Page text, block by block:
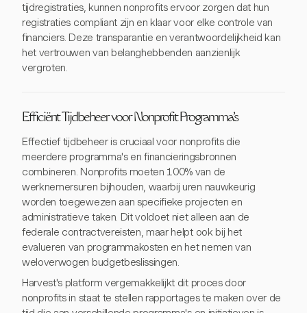
tijdregistraties, kunnen nonprofits ervoor zorgen dat hun
registraties compliant zijn en klaar voor elke controle van
financiers. Deze transparantie en verantwoordelijkheid kan
het vertrouwen van belanghebbenden aanzienlijk
vergroten.
Efficiënt Tijdbeheer voor Nonprofit Programma's
Effectief tijdbeheer is cruciaal voor nonprofits die
meerdere programma's en financieringsbronnen
combineren. Nonprofits moeten 100% van de
werknemersuren bijhouden, waarbij uren nauwkeurig
worden toegewezen aan specifieke projecten en
administratieve taken. Dit voldoet niet alleen aan de
federale contractvereisten, maar helpt ook bij het
evalueren van programmakosten en het nemen van
weloverwogen budgetbeslissingen.
Harvest's platform vergemakkelijkt dit proces door
nonprofits in staat te stellen rapportages te maken over de